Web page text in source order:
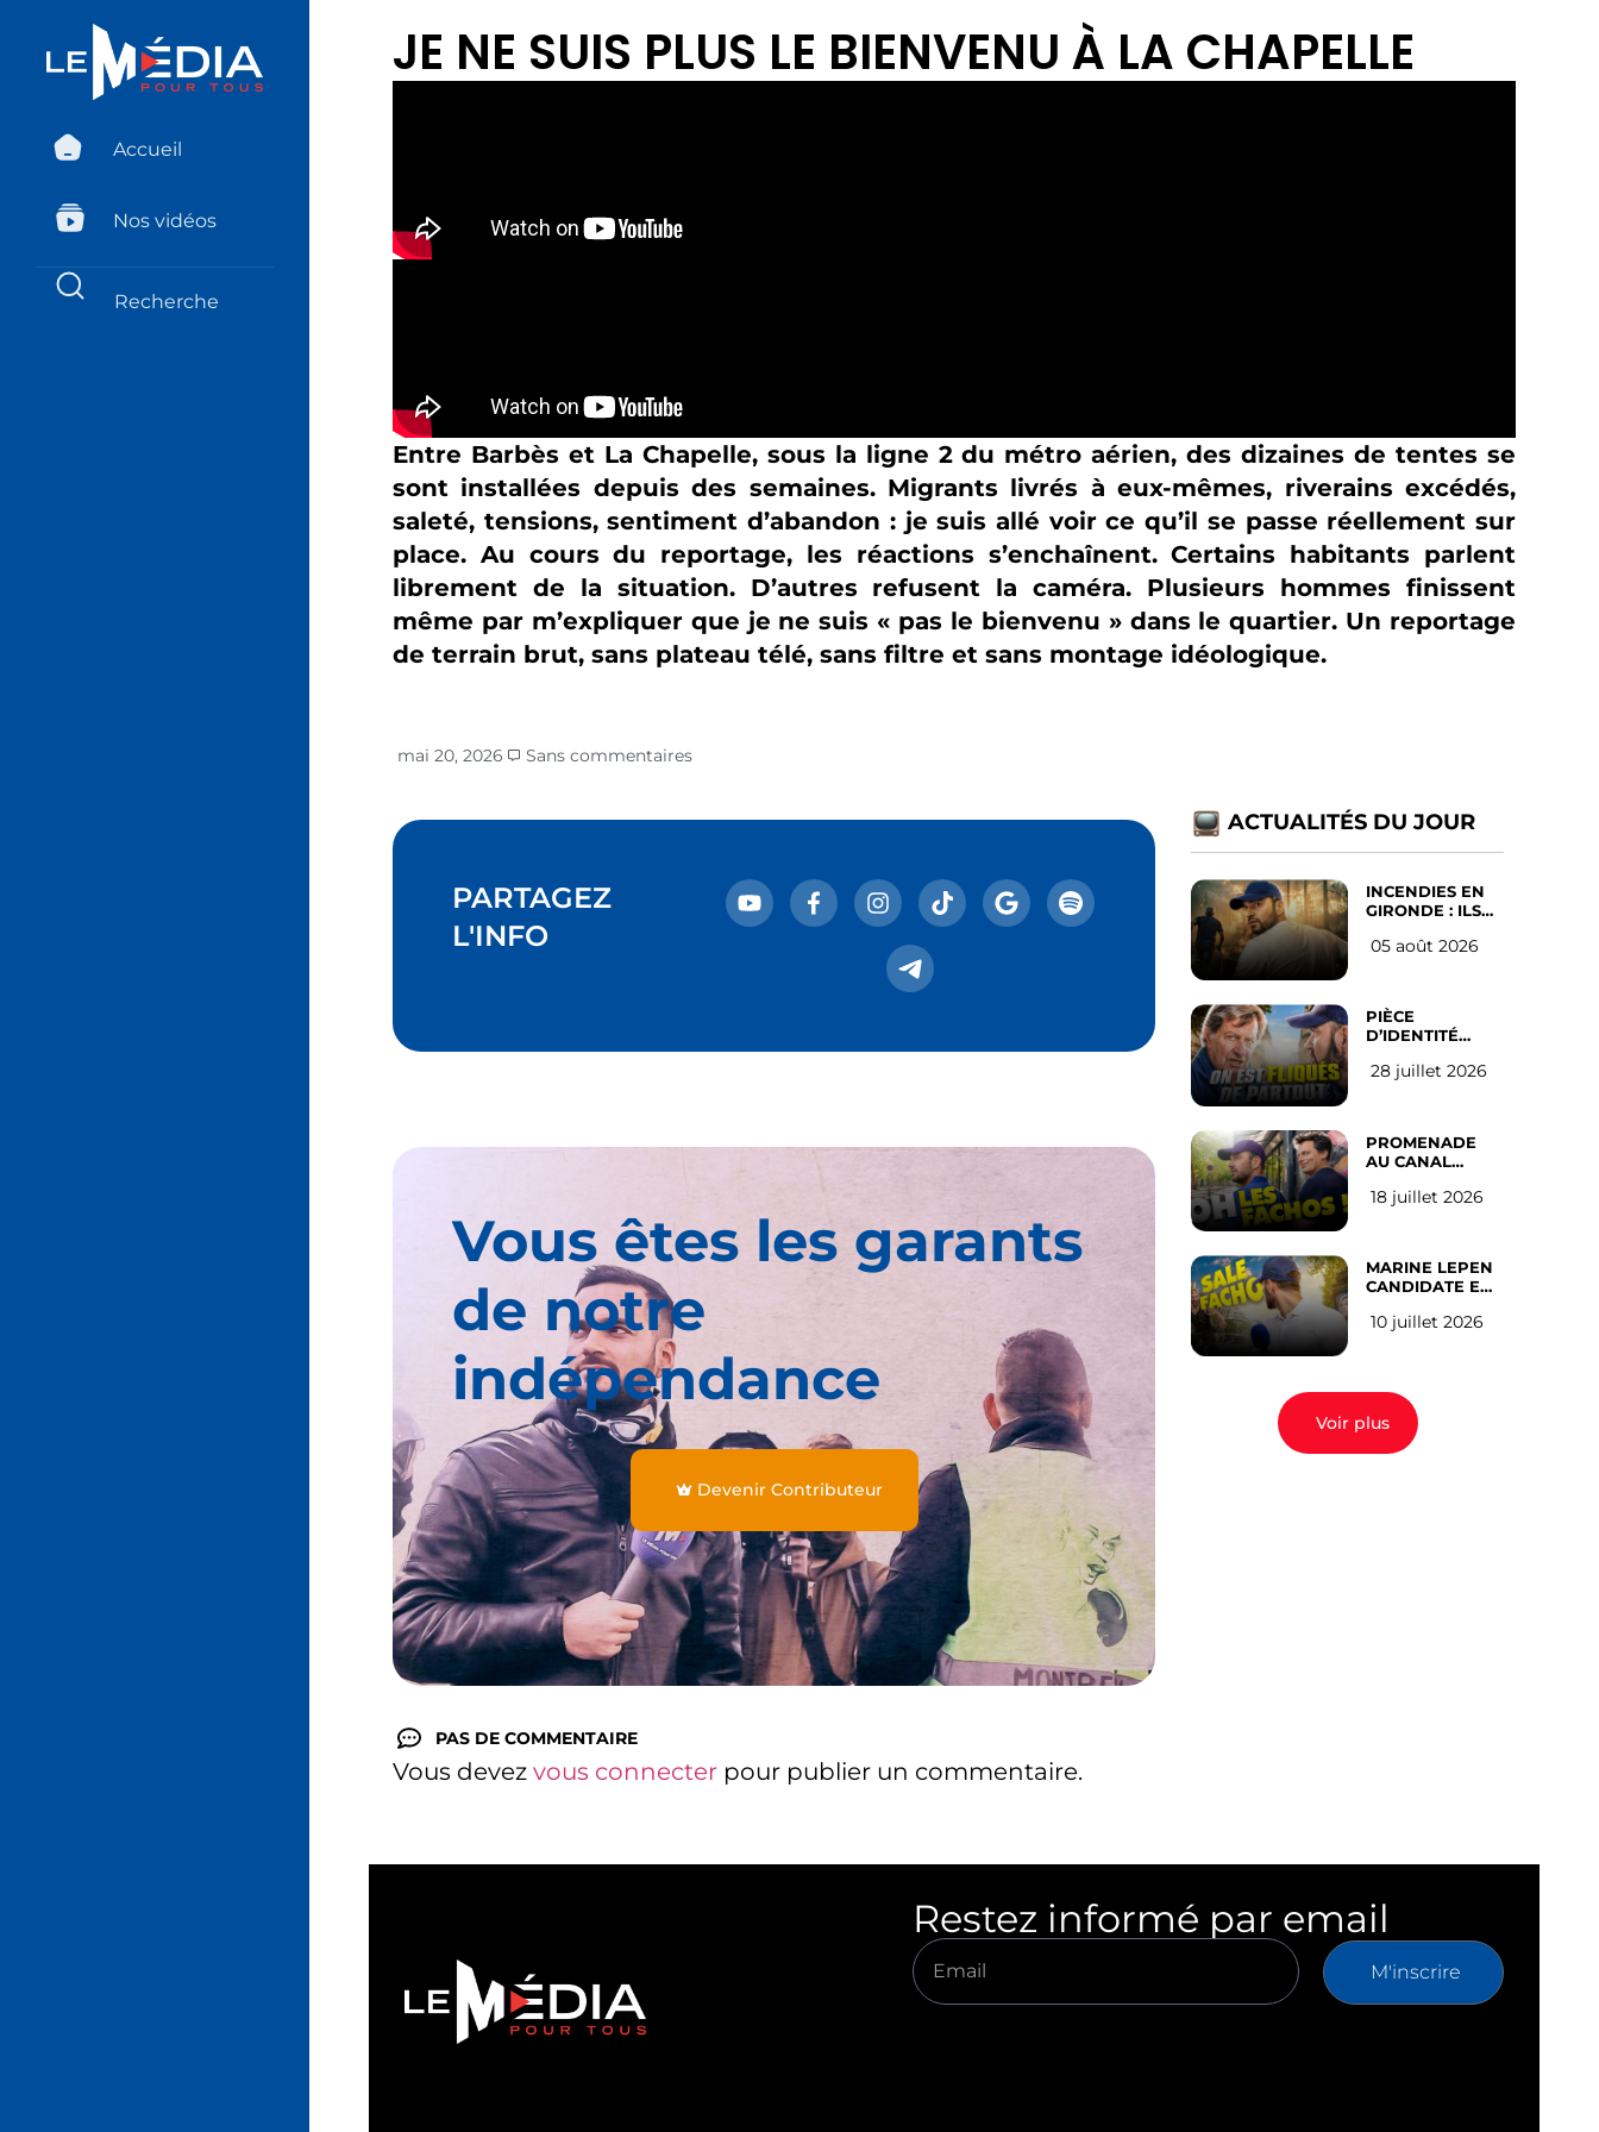
Accueil
Nos vidéos
JE NE SUIS PLUS LE BIENVENU À LA CHAPELLE
Entre Barbès et La Chapelle, sous la ligne 2 du métro aérien, des dizaines de tentes se
sont installées depuis des semaines. Migrants livrés à eux-mêmes, riverains excédés,
saleté, tensions, sentiment d’abandon : je suis allé voir ce qu’il se passe réellement sur
place. Au cours du reportage, les réactions s’enchaînent. Certains habitants parlent
librement de la situation. D’autres refusent la caméra. Plusieurs hommes finissent
même par m’expliquer que je ne suis « pas le bienvenu » dans le quartier. Un reportage
de terrain brut, sans plateau télé, sans filtre et sans montage idéologique.
mai 20, 2026 Sans commentaires
PARTAGEZ
L'INFO
Vous êtes les garants
de notre
indépendance
Devenir Contributeur
ACTUALITÉS DU JOUR
INCENDIES EN
GIRONDE : ILS
D’ABANDONNER
05 août 2026
PIÈCE
D’IDENTITÉ
SUR LES
28 juillet 2026
PROMENADE
AU CANAL
(les gauchistes
18 juillet 2026
MARINE LEPEN
CANDIDATE EN
Parisiens
10 juillet 2026
Voir plus
PAS DE COMMENTAIRE
Vous devez vous connecter pour publier un commentaire.
Restez informé par email
M'inscrire